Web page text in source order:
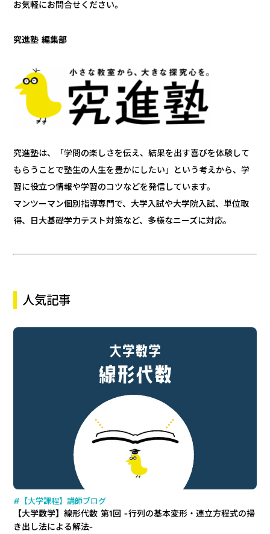
お気軽にお問合せください。
究進塾 編集部
究進塾は、「学問の楽しさを伝え、結果を出す喜びを体験して
もらうことで塾生の人生を豊かにしたい」という考えから、学
習に役立つ情報や学習のコツなどを発信しています。
マンツーマン個別指導専門で、大学入試や大学院入試、単位取
得、日大基礎学力テスト対策など、多様なニーズに対応。
人気記事
#【大学課程】講師ブログ
【大学数学】線形代数 第1回 -行列の基本変形・連立方程式の掃
き出し法による解法-